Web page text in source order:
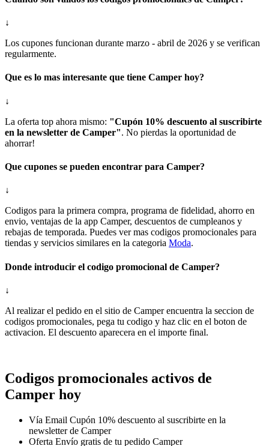
↓
Los cupones funcionan durante marzo - abril de 2026 y se verifican
regularmente.
Que es lo mas interesante que tiene Camper hoy?
↓
La oferta top ahora mismo: "Cupón 10% descuento al suscribirte
en la newsletter de Camper". No pierdas la oportunidad de
ahorrar!
Que cupones se pueden encontrar para Camper?
↓
Codigos para la primera compra, programa de fidelidad, ahorro en
envio, ventajas de la app Camper, descuentos de cumpleanos y
rebajas de temporada. Puedes ver mas codigos promocionales para
tiendas y servicios similares en la categoria Moda.
Donde introducir el codigo promocional de Camper?
↓
Al realizar el pedido en el sitio de Camper encuentra la seccion de
codigos promocionales, pega tu codigo y haz clic en el boton de
activacion. El descuento aparecera en el importe final.
Codigos promocionales activos de
Camper hoy
Vía Email Cupón 10% descuento al suscribirte en la
newsletter de Camper
Oferta Envío gratis de tu pedido Camper